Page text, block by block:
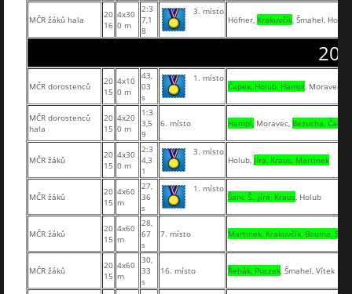
MČR žáků hala
20
16
4x30
0 m
2:3
7,1
8
3. místo
Höfner, Krakuvčík, Šmahel, Holub
MČR dorostenců
20
15
4x10
0 m
43,
03
s
1. místo
Čapek, Holub, Hampl, Moravec
MČR dorostenců
hala
20
15
4x20
0 m
1:3
3,5
9
6. místo Hampl, Moravec, Bezucha, Čapek
MČR žáků
20
15
4x30
0 m
2:3
4,3
1
3. místo
Holub, Jíra, Kraus, Martinek
MČR žáků
20
15
4x60
m
27,
36
s
1. místo
Šanc Š., Jíra, Kraus, Holub
MČR žáků
20
15
4x60
m
28,
67
s
7. místo Martinek, Krakuvčík, Bouma,
MČR žáků
20
15
4x60
m
30,
33
s
16. místo Řehák, Puczek, Šmahel, Vítek